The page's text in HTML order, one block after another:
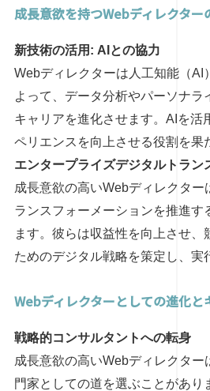
成長意欲を持つWebディレクター
新技術の活用: AIとの協力
Webディレクターは人工知能（AI
よって、データ分析やパーソナラ
キャリアを進化させます。AIを活
ペリエンスを向上させる役割を果
エンタープライズデジタルトラン
成長意欲の高いWebディレクター
ランスフォーメーションを推進す
ます。彼らは収益性を向上させ、
ためのデジタル戦略を策定し、実
Webディレクターとしての進化と
戦略的コンサルタントへの転身
成長意欲の高いWebディレクタ
門家としての道を選ぶことがあり